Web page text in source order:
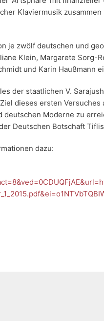
Klaviermusik
je zwölf deutschen und
Klein, Margarete Sorg-
und Karin Haußmann
der staatlichen V.
dieses ersten
Moderne zu
Deutschen Botschaft
dazu: